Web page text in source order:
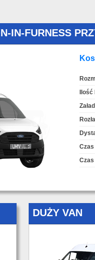
IN-FURNESS
Ilość
Czas
DUŻY VAN